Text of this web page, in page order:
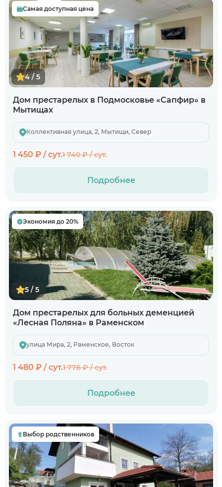
Самая доступная цена
4 / 5
Дом престарелых в Подмосковье «Сапфир» в
Мытищах
Коллективная улица, 2, Мытищи, Север
1 450 ₽ / сут.1 740 ₽ / сут.
Подробнее
Экономия до 20%
5 / 5
Дом престарелых для больных деменцией
«Лесная Поляна» в Раменском
улица Мира, 2, Раменское, Восток
1 480 ₽ / сут.1 776 ₽ / сут.
Подробнее
Выбор родственников
Когда планируете размещение в
пансионате?
В ближайшее время
Узнаю информацию на будущее